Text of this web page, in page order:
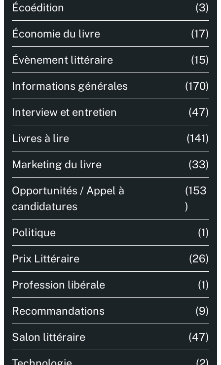
Écoédition (3)
Économie du livre (17)
Évènement littéraire (15)
Informations générales (170)
Interview et entretien (47)
Livres à lire (141)
Marketing du livre (33)
Opportunités / Appel à
candidatures
(153
)
Politique (1)
Prix Littéraire (26)
Profession libérale (1)
Recommandations (9)
Salon littéraire (47)